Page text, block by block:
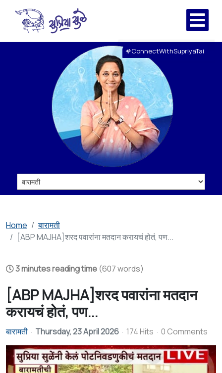
#ConnectWithSupriyaTai
Home
बारामती
[ABP MAJHA]शरद पवारांना मतदान करायचं होतं, पण...
3 minutes reading time (607 words)
[ABP MAJHA]शरद पवारांना मतदान
करायचं होतं, पण...
बारामती Thursday, 23 April 2026 174 Hits 0 Comments